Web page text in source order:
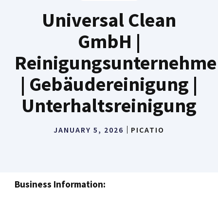
Universal Clean
GmbH |
| Gebäudereinigung |
Unterhaltsreinigung
JANUARY 5, 2026 PICATIO
Business Information: